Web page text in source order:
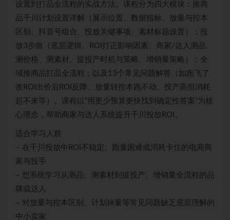
设置到打品全流程的实战方法。课程分为四大模块：推商
品千川计划设置详解（展示位置、数据指标、放量与控本
区别、抖音号组合、投放关键事项、素材标题设置）；投
放3步曲（底层逻辑、ROI打正影响因素、商家/达人测品、
测价格、测素材、提投产时机与策略、增销量策略）；全
域推商品打品全流程；以及13个常见问题解答（如跑飞了
改ROI出价后ROI反降、放量转控本跑不动、投产高但消耗
起不来等）。课程以“用更少预算更快找到确定性答案”为核
心理念，帮助商家与达人系统提升千川投放ROI。
适合学习人群
– 在千川投放中ROI不稳定、跑量困难或消耗卡住的电商商
家与投手
– 想系统学习从测品、测素材到提投产、增销量全流程的品
牌或达人
– 对放量与控本区别、计划掉量等常见问题缺乏底层理解的
中小卖家